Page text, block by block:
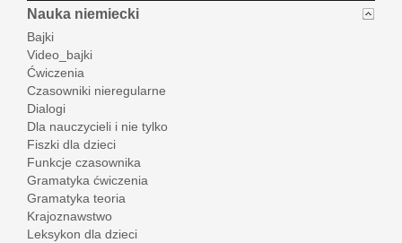
Nauka niemiecki
Bajki
Video_bajki
Ćwiczenia
Czasowniki nieregularne
Dialogi
Dla nauczycieli i nie tylko
Fiszki dla dzieci
Funkcje czasownika
Gramatyka ćwiczenia
Gramatyka teoria
Krajoznawstwo
Leksykon dla dzieci